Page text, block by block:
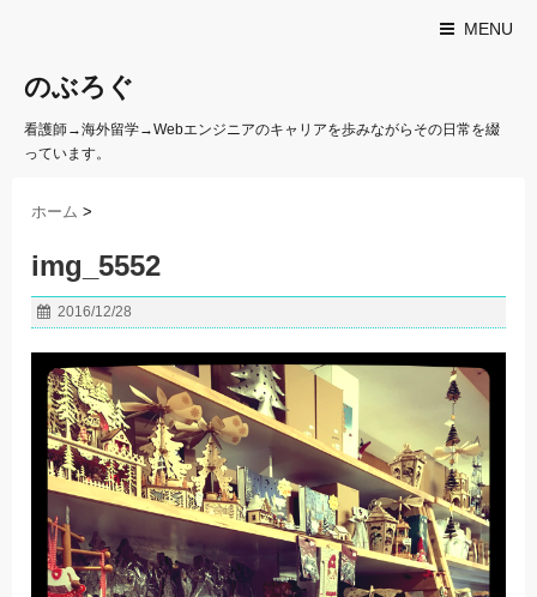
MENU
のぶろぐ
看護師→海外留学→Webエンジニアのキャリアを歩みながらその日常を綴
っています。
ホーム >
img_5552
2016/12/28